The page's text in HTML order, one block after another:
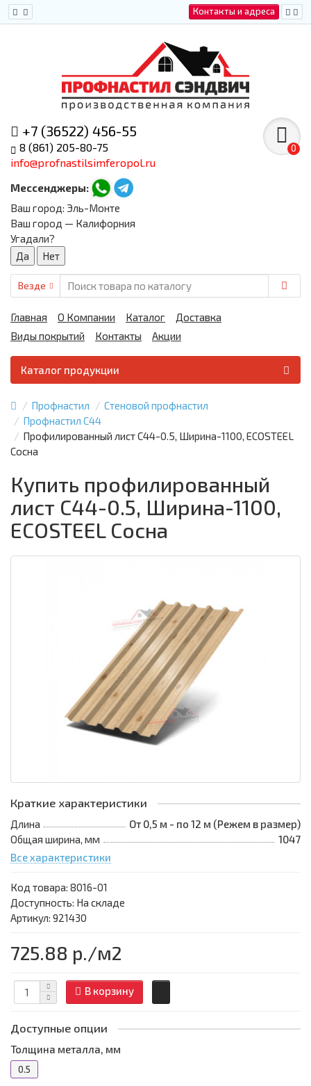
Контакты и адреса
+7 (36522) 456-55
8 (861) 205-80-75
info@profnastilsimferopol.ru
Мессенджеры:
0
Ваш город: Эль-Монте
Ваш город — Калифорния
Угадали?
Везде
Главная О Компании Каталог
Доставка
Виды покрытий
Контакты Акции
Каталог продукции
Профнастил
Стеновой профнастил
Профнастил С44
Профилированный лист С44-0.5, Ширина-1100, ECOSTEEL
Сосна
Купить профилированный
лист С44-0.5, Ширина-1100,
ECOSTEEL Сосна
Краткие характеристики
Длина
От 0,5 м - по 12 м (Режем в размер)
Общая ширина, мм
1047
Все характеристики
Код товара: 8016-01
Доступность: На складе
Артикул: 921430
725.88 р./м2
В корзину
Доступные опции
Толщина металла, мм
0.5